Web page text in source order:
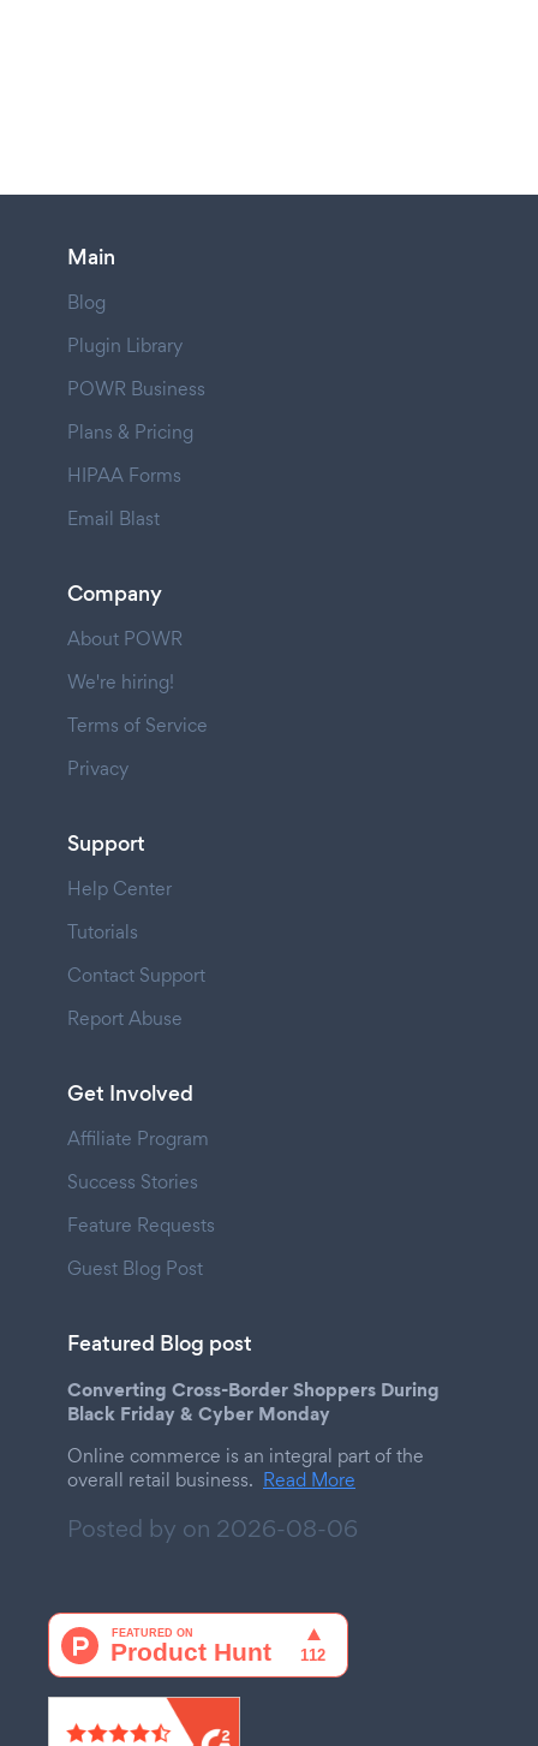
Main
Blog
Plugin Library
POWR Business
Plans & Pricing
HIPAA Forms
Email Blast
Company
About POWR
We're hiring!
Terms of Service
Privacy
Support
Help Center
Tutorials
Contact Support
Report Abuse
Get Involved
Affiliate Program
Success Stories
Feature Requests
Guest Blog Post
Featured Blog post
Converting Cross-Border Shoppers During
Black Friday & Cyber Monday
Online commerce is an integral part of the
overall retail business. Read More
Posted by on 2026-08-06